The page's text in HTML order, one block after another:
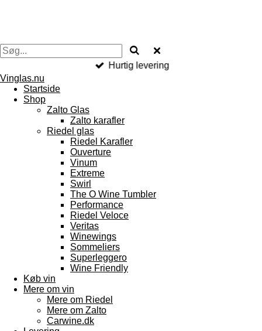
Hurtig levering
Vinglas.nu
Startside
Shop
Zalto Glas
Zalto karafler
Riedel glas
Riedel Karafler
Ouverture
Vinum
Extreme
Swirl
The O Wine Tumbler
Performance
Riedel Veloce
Veritas
Winewings
Sommeliers
Superleggero
Wine Friendly
Køb vin
Mere om vin
Mere om Riedel
Mere om Zalto
Carwine.dk